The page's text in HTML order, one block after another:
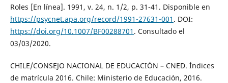
Roles [En línea]. 1991, v. 24, n. 1/2, p. 31-41. Disponible en
https://psycnet.apa.org/record/1991-27631-001 . DOI:
https://doi.org/10.1007/BF00288701 . Consultado el
03/03/2020.
CHILE/CONSEJO NACIONAL DE EDUCACIÓN – CNED. Índices
de matrícula 2016. Chile: Ministerio de Educación, 2016.